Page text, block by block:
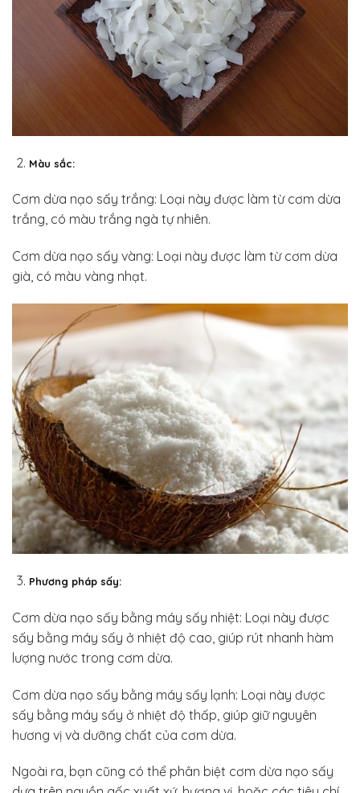
Màu sắc:
Cơm dừa nạo sấy trắng: Loại này được làm từ cơm dừa
trắng, có màu trắng ngà tự nhiên.
Cơm dừa nạo sấy vàng: Loại này được làm từ cơm dừa
già, có màu vàng nhạt.
Phương pháp sấy:
Cơm dừa nạo sấy bằng máy sấy nhiệt: Loại này được
sấy bằng máy sấy ở nhiệt độ cao, giúp rút nhanh hàm
lượng nước trong cơm dừa.
Cơm dừa nạo sấy bằng máy sấy lạnh: Loại này được
sấy bằng máy sấy ở nhiệt độ thấp, giúp giữ nguyên
hương vị và dưỡng chất của cơm dừa.
Ngoài ra, bạn cũng có thể phân biệt cơm dừa nạo sấy